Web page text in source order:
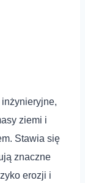
ziemi i
Stawia się
znaczne
erozji i